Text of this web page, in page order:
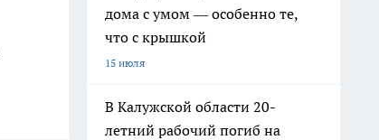
дома с умом — особенно те,
что с крышкой
15 июля
В Калужской области 20-
летний рабочий погиб на